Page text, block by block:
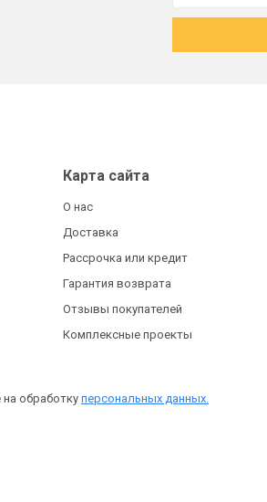
Карта сайта
О нас
Доставка
Рассрочка или кредит
Гарантия возврата
Отзывы покупателей
Комплексные проекты
обработку персональных данных.